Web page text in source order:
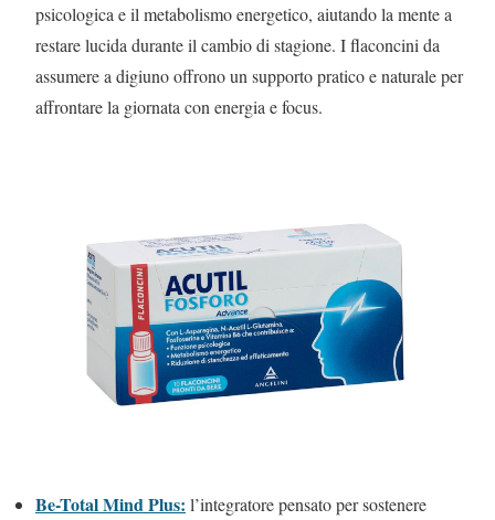
psicologica e il metabolismo energetico, aiutando la mente a
restare lucida durante il cambio di stagione. I flaconcini da
assumere a digiuno offrono un supporto pratico e naturale per
affrontare la giornata con energia e focus.
Be-Total Mind Plus: l’integratore pensato per sostenere